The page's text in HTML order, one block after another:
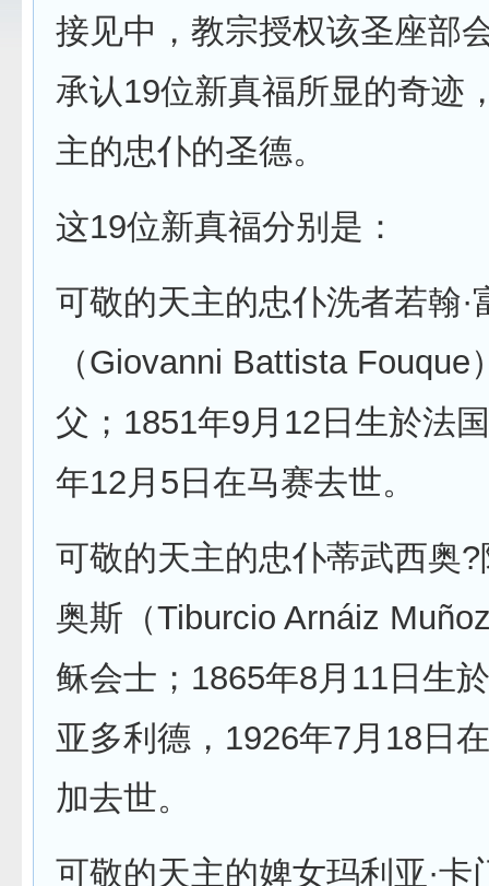
接见中，教宗授权该圣座部
承认19位新真福所显的奇迹
主的忠仆的圣德。
这19位新真福分别是：
可敬的天主的忠仆洗者若翰·
（Giovanni Battista Fouque
父；1851年9月12日生於法
年12月5日在马赛去世。
可敬的天主的忠仆蒂武西奥
奥斯（Tiburcio Arnáiz
稣会士；1865年8月11日生
亚多利德，1926年7月18日
加去世。
可敬的天主的婢女玛利亚·卡